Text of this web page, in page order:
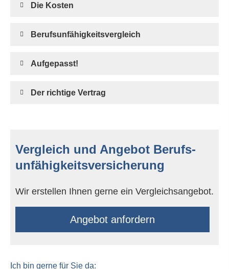
Die Kosten
Berufs­unfähig­keitsvergleich
Aufgepasst!
Der richtige Vertrag
Vergleich und Angebot Berufs­
unfähig­keitsversicherung
Wir erstellen Ihnen gerne ein Vergleichsangebot.
An­ge­bot an­for­dern
Ich bin gerne für Sie da: